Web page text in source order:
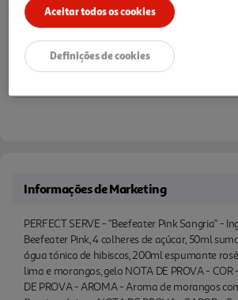
Notas de preparação
Informações de Marketing
PERFECT SERVE - "Beefeater Pink Sangria" -
Beefeater Pink, 4 colheres de açúcar, 50ml
água tónica de hibiscos, 200ml espumante
lima e morangos, gelo NOTA DE PROVA -
DE PROVA - AROMA - Aroma de morangos
Aceitar todos os cookies
Definições de cookies